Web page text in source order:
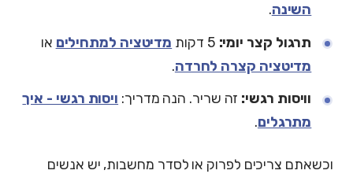
השינה.
תרגול קצר יומי:
מדיטציה למתחילים או
מדיטציה קצרה לחרדה.
וויסות רגשי: זה שריר. הנה מדריך: ויסות רגשי - איך
מתרגלים.
וכשאתם צריכים לפרוק או לסדר מחשבות, יש אנשים